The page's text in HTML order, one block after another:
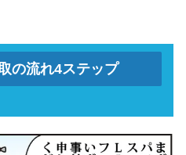
の流れ4ステップ